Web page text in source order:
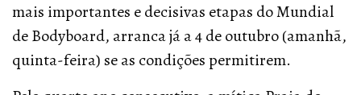
mais importantes e decisivas etapas do Mundial
de Bodyboard, arranca já a 4 de outubro (amanhã,
quinta-feira) se as condições permitirem.